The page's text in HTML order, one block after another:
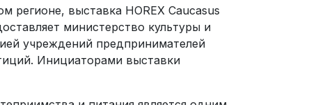
выставка HOREX Caucasus
министерство культуры и
учреждений предпринимателей
Инициаторами выставки